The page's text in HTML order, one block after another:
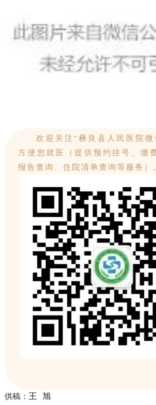
欢迎关注“彝良县人民医院微
方便您就医（提供预约挂号、缴
报告查询、住院清单查询等服务）
供稿： 王 旭